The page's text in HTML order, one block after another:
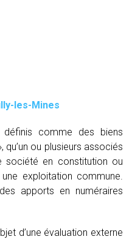
les-Mines
comme des biens
qu’un ou plusieurs associés
société en constitution ou
exploitation commune.
apports en numéraires
d’une évaluation externe